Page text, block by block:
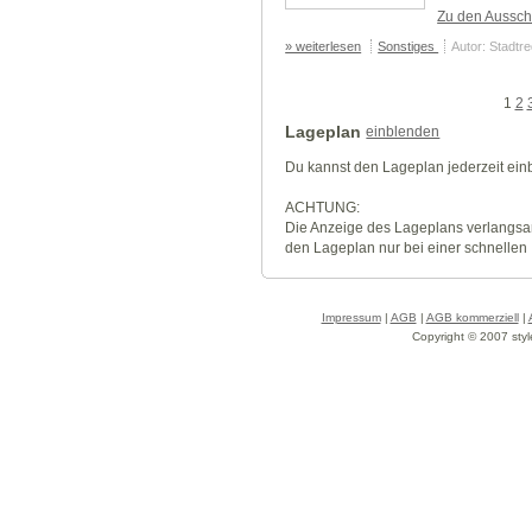
Zu den
» weiterlesen Sonstiges Autor:
1 2
Lageplan einblenden
Du kannst den Lageplan jederzeit
ACHTUNG:
Die Anzeige des Lageplans
den Lageplan nur bei einer
Impressum| AGB | AGB kommerziell|
Copyright © 2007